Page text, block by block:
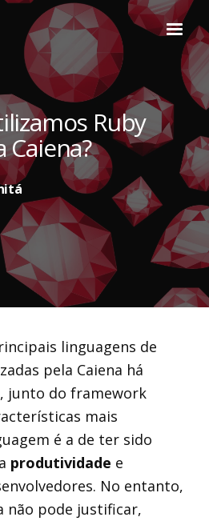
Ruby
Caiena?
linguagens de
pela Caiena há
junto do framework
mais
é a de ter sido
produtividade e
No entanto,
não pode justificar,